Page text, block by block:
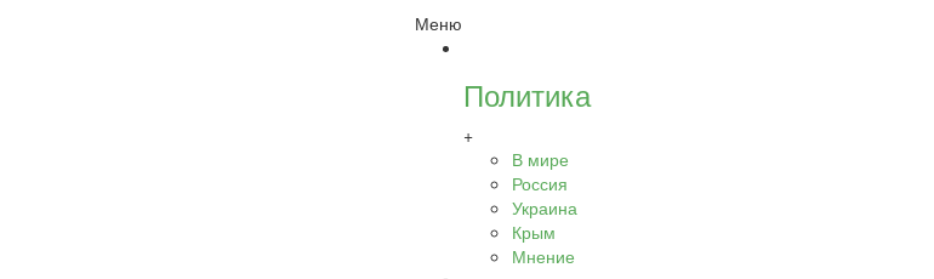
Меню
Политика
+
В мире
Россия
Украина
Крым
Мнение